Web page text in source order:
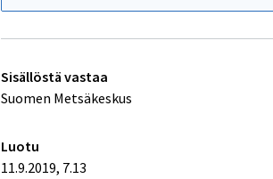
Tekniset
lisätiedot
Sisällöstä vastaa
Suomen Metsäkeskus
Luotu
11.9.2019, 7.13